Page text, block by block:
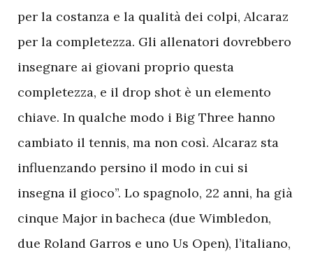
per la costanza e la qualità dei colpi, Alcaraz
per la completezza. Gli allenatori dovrebbero
insegnare ai giovani proprio questa
completezza, e il drop shot è un elemento
chiave. In qualche modo i Big Three hanno
cambiato il tennis, ma non così. Alcaraz sta
influenzando persino il modo in cui si
insegna il gioco”. Lo spagnolo, 22 anni, ha già
cinque Major in bacheca (due Wimbledon,
due Roland Garros e uno Us Open), l’italiano,